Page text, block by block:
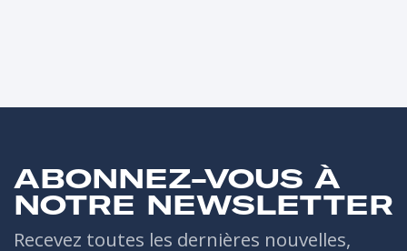
ABONNEZ-VOUS À
NOTRE NEWSLETTER
Recevez toutes les dernières nouvelles,